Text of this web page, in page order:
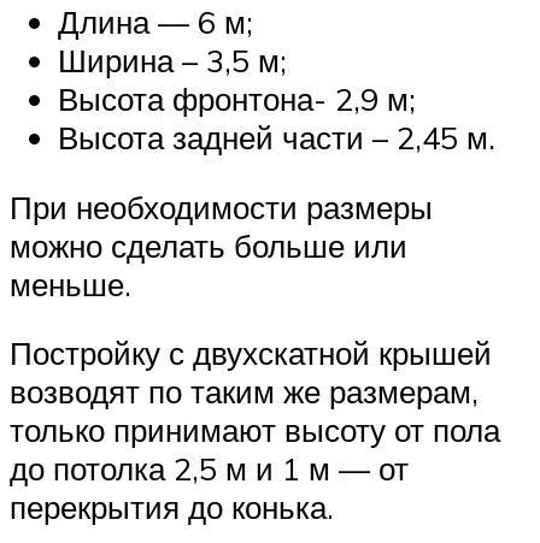
Длина — 6 м;
Ширина – 3,5 м;
Высота фронтона- 2,9 м;
Высота задней части – 2,45 м.
При необходимости размеры
можно сделать больше или
меньше.
Постройку с двухскатной крышей
возводят по таким же размерам,
только принимают высоту от пола
до потолка 2,5 м и 1 м — от
перекрытия до конька.